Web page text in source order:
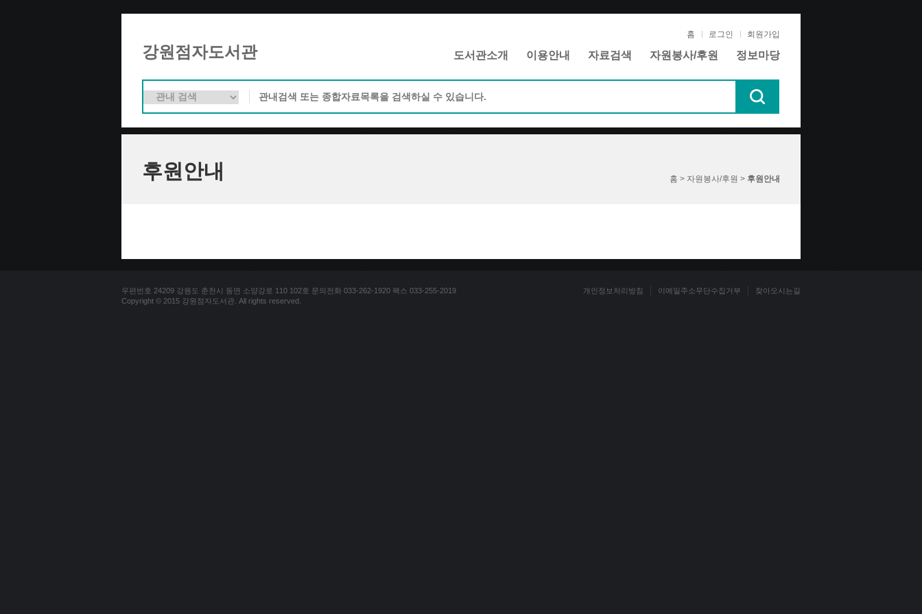
강원점자도서관
홈 로그인 회원가입
도서관소개 이용안내 자료검색 자원봉사/후원 정보마당
후원안내 홈 > 자원봉사/후원 > 후원안내
우편번호 24209 강원도 춘천시 동면 소양강로 110 102호 문의전화 033-262-1920 팩스 033-255-2019
Copyright © 2015 강원점자도서관. All rights reserved.
개인정보처리방침 이메일주소무단수집거부 찾아오시는길